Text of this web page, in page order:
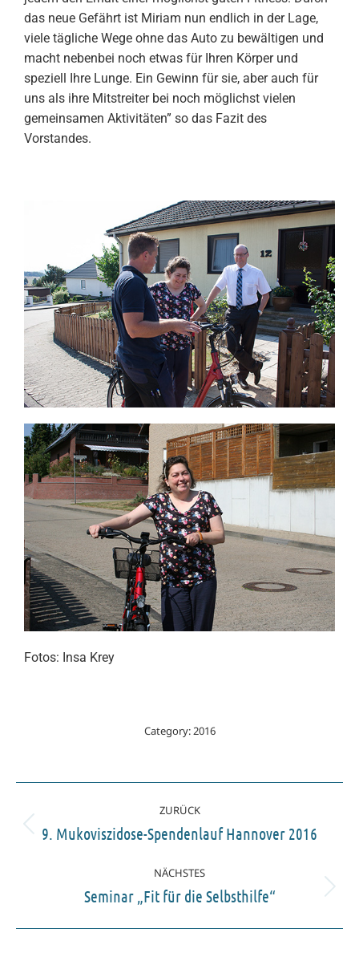
das neue Gefährt ist Miriam nun endlich in der Lage,
viele tägliche Wege ohne das Auto zu bewältigen und
macht nebenbei noch etwas für Ihren Körper und
speziell Ihre Lunge. Ein Gewinn für sie, aber auch für
uns als ihre Mitstreiter bei noch möglichst vielen
gemeinsamen Aktivitäten” so das Fazit des
Vorstandes.
Fotos: Insa Krey
Category:2016
ZURÜCK
9. Mukoviszidose-Spendenlauf Hannover 2016
NÄCHSTES
Seminar „Fit für die Selbsthilfe“